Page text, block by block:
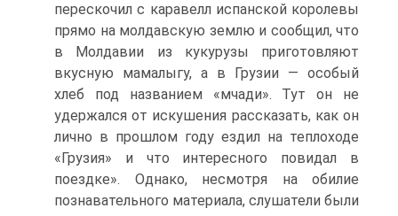
перескочил с каравелл испанской королевы
прямо на молдавскую землю и сообщил, что
в Молдавии из кукурузы приготовляют
вкусную мамалыгу, а в Грузии — особый
хлеб под названием «мчади». Тут он не
удержался от искушения рассказать, как он
лично в прошлом году ездил на теплоходе
«Грузия» и что интересного повидал в
поездке». Однако, несмотря на обилие
познавательного материала, слушатели были